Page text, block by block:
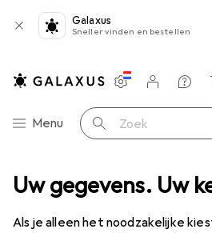
Uw gegevens. Uw
Als je alleen het noodzakelijke
Galaxus
Sneller vinden en bestellen
Categorie navigatie
Menu Zoek op
Instellingen
Klantenaccount
Verlanglijstje
Winkelmandje
kinderen Speelwinkel accessoires